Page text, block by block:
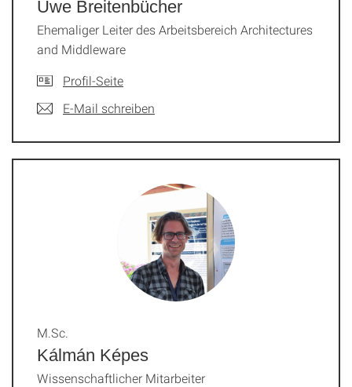
Uwe Breitenbücher
Ehemaliger Leiter des Arbeitsbereich Architectures
and Middleware
Profil-Seite
E-Mail schreiben
Kálmán Képes
M.Sc.
Wissenschaftlicher Mitarbeiter